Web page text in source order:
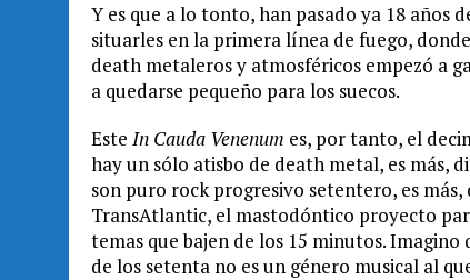
Y es que a lo tonto, han pasado ya 18 años
situarles en la primera línea de fuego,
death metaleros y atmosféricos empezó a
a quedarse pequeño para los suecos.
Este In Cauda Venenum es, por tanto, el
hay un sólo atisbo de death metal, es más,
son puro rock progresivo setentero, es
TransAtlantic, el mastodóntico proyecto
temas que bajen de los 15 minutos.
de los setenta no es un género musical al